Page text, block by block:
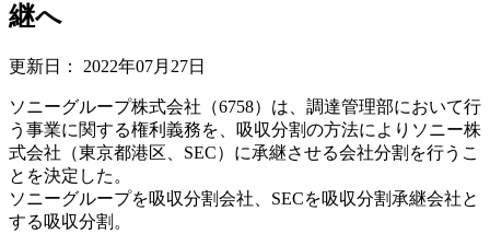
継へ
更新日： 2022年07月27日
ソニーグループ株式会社（6758）は、調達管理部において行
う事業に関する権利義務を、吸収分割の方法によりソニー株
式会社（東京都港区、SEC）に承継させる会社分割を行うこ
とを決定した。
ソニーグループを吸収分割会社、SECを吸収分割承継会社と
する吸収分割。